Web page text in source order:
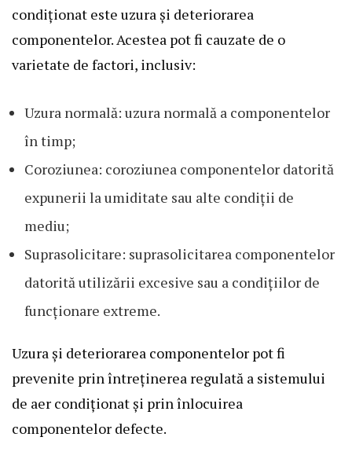
condiționat este uzura și deteriorarea
componentelor. Acestea pot fi cauzate de o
varietate de factori, inclusiv:
Uzura normală: uzura normală a componentelor
în timp;
Coroziunea: coroziunea componentelor datorită
expunerii la umiditate sau alte condiții de
mediu;
Suprasolicitare: suprasolicitarea componentelor
datorită utilizării excesive sau a condițiilor de
funcționare extreme.
Uzura și deteriorarea componentelor pot fi
prevenite prin întreținerea regulată a sistemului
de aer condiționat și prin înlocuirea
componentelor defecte.